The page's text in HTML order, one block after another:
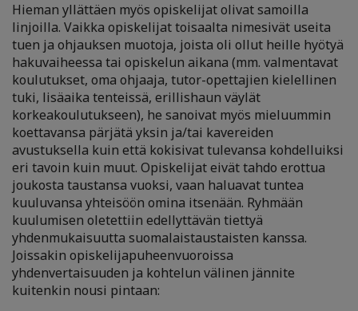
Hieman yllättäen myös opiskelijat olivat samoilla
linjoilla. Vaikka opiskelijat toisaalta nimesivät useita
tuen ja ohjauksen muotoja, joista oli ollut heille hyötyä
hakuvaiheessa tai opiskelun aikana (mm. valmentavat
koulutukset, oma ohjaaja, tutor-opettajien kielellinen
tuki, lisäaika tenteissä, erillishaun väylät
korkeakoulutukseen), he sanoivat myös mieluummin
koettavansa pärjätä yksin ja/tai kavereiden
avustuksella kuin että kokisivat tulevansa kohdelluiksi
eri tavoin kuin muut. Opiskelijat eivät tahdo erottua
joukosta taustansa vuoksi, vaan haluavat tuntea
kuuluvansa yhteisöön omina itsenään. Ryhmään
kuulumisen oletettiin edellyttävän tiettyä
yhdenmukaisuutta suomalaistaustaisten kanssa.
Joissakin opiskelijapuheenvuoroissa
yhdenvertaisuuden ja kohtelun välinen jännite
kuitenkin nousi pintaan: